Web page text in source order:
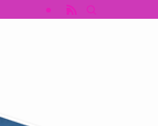
ベント、ツムツム攻略、ツムツ